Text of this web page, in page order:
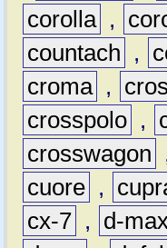
corolla ,
countach
,
croma ,
crosspolo ,
crosswagon
cuore ,
cx-7 , d-